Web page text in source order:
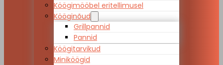
Köögimööbel eritellimusel
Kööginõud
Grillpannid
Pannid
Köögitarvikud
Miniköögid